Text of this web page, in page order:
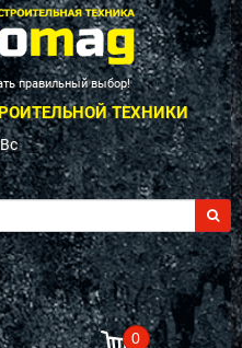
правильный выбор!
ТЕХНИКИ
0